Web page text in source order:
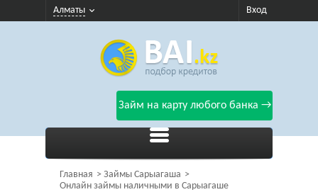
Алматы Вход
Займ на карту любого банка →
Главная
Займы Сарыагаша
Онлайн займы наличными в Сарыагаше